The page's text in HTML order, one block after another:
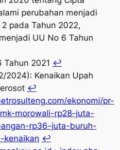
perubahan menjadi
pada Tahun 2022,
UU No 6 Tahun
Tahun 2021 ↩︎
2024): Kenaikan Upah
↩︎
ekonomi/pr-
morowali-rp28-juta-
rp36-juta-buruh-
kenaikan ↩︎